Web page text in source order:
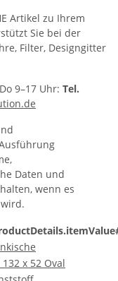
Artikel zu Ihrem
Sie bei der
Filter, Designgitter
9–17 Uhr: Tel.
Daten und
wenn es
132 x 52 Oval